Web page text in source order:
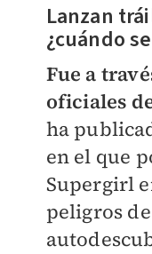
Lanzan
¿cuándo
Fue a
oficiales
ha
en el que
Supergirl
peligros